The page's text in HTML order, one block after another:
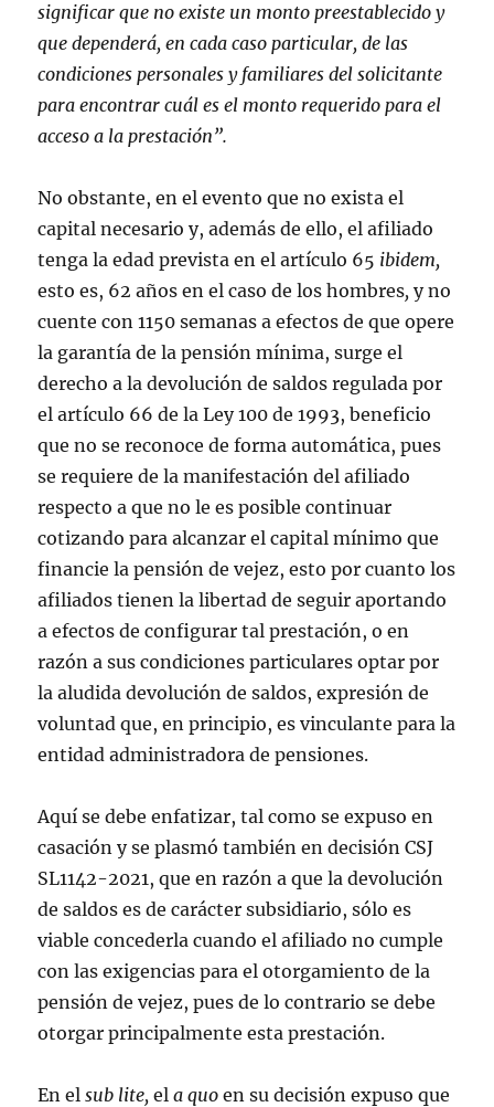
significar que no existe un monto preestablecido y
que dependerá, en cada caso particular, de las
condiciones personales y familiares del solicitante
para encontrar cuál es el monto requerido para el
acceso a la prestación”.
No obstante, en el evento que no exista el
capital necesario y, además de ello, el afiliado
tenga la edad prevista en el artículo 65 ibidem,
esto es, 62 años en el caso de los hombres, y no
cuente con 1150 semanas a efectos de que opere
la garantía de la pensión mínima, surge el
derecho a la devolución de saldos regulada por
el artículo 66 de la Ley 100 de 1993, beneficio
que no se reconoce de forma automática, pues
se requiere de la manifestación del afiliado
respecto a que no le es posible continuar
cotizando para alcanzar el capital mínimo que
financie la pensión de vejez, esto por cuanto los
afiliados tienen la libertad de seguir aportando
a efectos de configurar tal prestación, o en
razón a sus condiciones particulares optar por
la aludida devolución de saldos, expresión de
voluntad que, en principio, es vinculante para la
entidad administradora de pensiones.
Aquí se debe enfatizar, tal como se expuso en
casación y se plasmó también en decisión CSJ
SL1142-2021, que en razón a que la devolución
de saldos es de carácter subsidiario, sólo es
viable concederla cuando el afiliado no cumple
con las exigencias para el otorgamiento de la
pensión de vejez, pues de lo contrario se debe
otorgar principalmente esta prestación.
En elsub lite, ela quo en su decisión expuso que